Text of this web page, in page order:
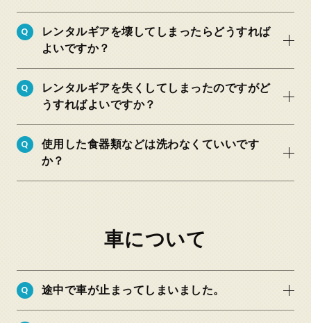
Q
レンタルギアを壊してしまったらどうすれば
よいですか？
Q
レンタルギアを失くしてしまったのですがど
うすればよいですか？
Q
使用した食器類などは洗わなくていいです
か？
車について
Q 途中で車が止まってしまいました。